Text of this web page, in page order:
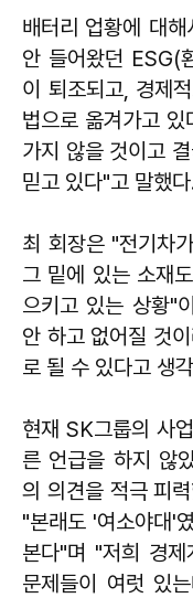
배터리 업황에 대
안 들어왔던 ESG(
이 퇴조되고, 경제
법으로 옮겨가고
가지 않을 것이고
믿고 있다"고 말했
최 회장은 "전기차
그 밑에 있는 소재
으키고 있는 상황"
안 하고 없어질 것
로 될 수 있다고 생
현재 SK그룹의 사
른 언급을 하지 않
의 의견을 적극 피
"본래도 '여소야대'
본다"며 "저희 경
문제들이 여럿 있